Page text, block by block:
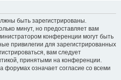
быть зарегистрированы.
минут, но предоставляет вам
конференции могут быть
привилегии для зарегистрированных
вам следует
принятыми на конференции.
форумах означает согласие со всеми